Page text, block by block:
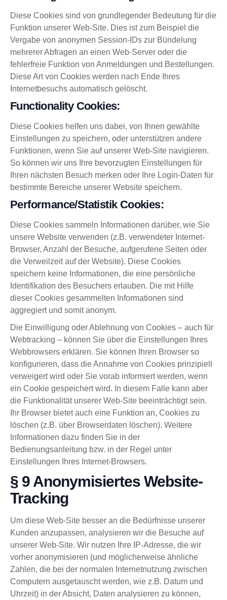
Diese Cookies sind von grundlegender Bedeutung für die
Funktion unserer Web-Site. Dies ist zum Beispiel die
Vergabe von anonymen Session-IDs zur Bündelung
mehrerer Abfragen an einen Web-Server oder die
fehlerfreie Funktion von Anmeldungen und Bestellungen.
Diese Art von Cookies werden nach Ende Ihres
Internetbesuchs automatisch gelöscht.
Functionality Cookies:
Diese Cookies helfen uns dabei, von Ihnen gewählte
Einstellungen zu speichern, oder unterstützen andere
Funktionen, wenn Sie auf unserer Web-Site navigieren.
So können wir uns Ihre bevorzugten Einstellungen für
Ihren nächsten Besuch merken oder Ihre Login-Daten für
bestimmte Bereiche unserer Website speichern.
Performance/Statistik Cookies:
Diese Cookies sammeln Informationen darüber, wie Sie
unsere Website verwenden (z.B. verwendeter Internet-
Browser, Anzahl der Besuche, aufgerufene Seiten oder
die Verweilzeit auf der Website). Diese Cookies
speichern keine Informationen, die eine persönliche
Identifikation des Besuchers erlauben. Die mit Hilfe
dieser Cookies gesammelten Informationen sind
aggregiert und somit anonym.
Die Einwilligung oder Ablehnung von Cookies – auch für
Webtracking – können Sie über die Einstellungen Ihres
Webbrowsers erklären. Sie können Ihren Browser so
konfigurieren, dass die Annahme von Cookies prinzipiell
verweigert wird oder Sie vorab informiert werden, wenn
ein Cookie gespeichert wird. In diesem Falle kann aber
die Funktionalität unserer Web-Site beeinträchtigt sein.
Ihr Browser bietet auch eine Funktion an, Cookies zu
löschen (z.B. über Browserdaten löschen). Weitere
Informationen dazu finden Sie in der
Bedienungsanleitung bzw. in der Regel unter
Einstellungen Ihres Internet-Browsers.
§ 9 Anonymisiertes Website-
Tracking
Um diese Web-Site besser an die Bedürfnisse unserer
Kunden anzupassen, analysieren wir die Besuche auf
unserer Web-Site. Wir nutzen Ihre IP-Adresse, die wir
vorher anonymisieren (und möglicherweise ähnliche
Zahlen, die bei der normalen Internetnutzung zwischen
Computern ausgetauscht werden, wie z.B. Datum und
Uhrzeit) in der Absicht, Daten analysieren zu können,